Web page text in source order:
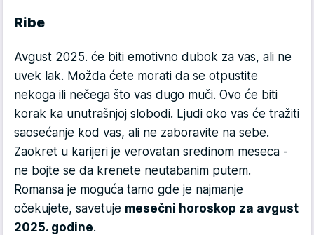
Ribe
Avgust 2025. će biti emotivno dubok za vas, ali ne
uvek lak. Možda ćete morati da se otpustite
nekoga ili nečega što vas dugo muči. Ovo će biti
korak ka unutrašnjoj slobodi. Ljudi oko vas će tražiti
saosećanje kod vas, ali ne zaboravite na sebe.
Zaokret u karijeri je verovatan sredinom meseca -
ne bojte se da krenete neutabanim putem.
Romansa je moguća tamo gde je najmanje
očekujete, savetuje mesečni horoskop za avgust
2025. godine.